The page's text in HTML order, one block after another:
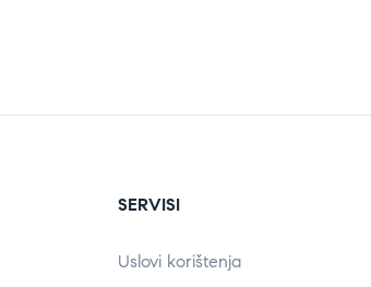
SERVISI
Uslovi korištenja